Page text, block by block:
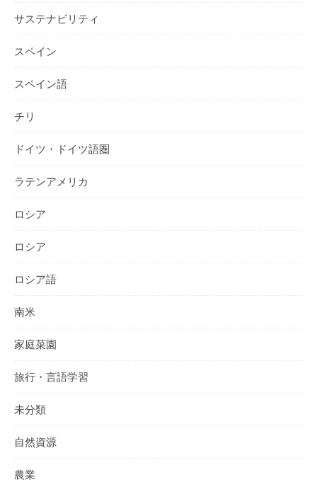
サステナビリティ
スペイン
スペイン語
チリ
ドイツ・ドイツ語圏
ラテンアメリカ
ロシア
ロシア
ロシア語
南米
家庭菜園
旅行・言語学習
未分類
自然資源
農業